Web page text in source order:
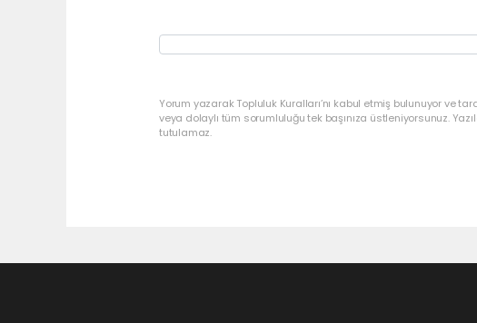
Yorum yazarak Topluluk Kuralları’nı kabul etmiş bulunuyor ve
veya dolaylı tüm sorumluluğu tek başınıza üstleniyorsunuz.
tutulamaz.